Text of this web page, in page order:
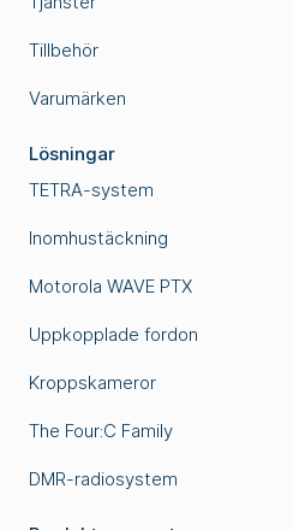
Tillbehör
Varumärken
Lösningar
TETRA-system
Inomhustäckning
Motorola WAVE PTX
Uppkopplade fordon
Kroppskameror
The Four:C Family
DMR-radiosystem